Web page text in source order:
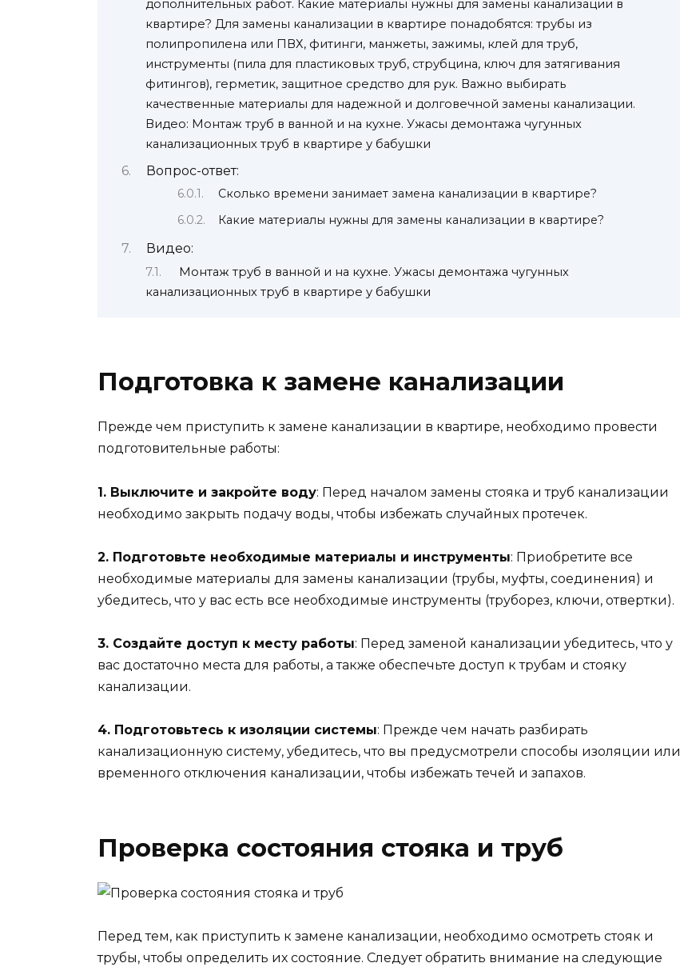
дополнительных работ. Какие материалы нужны для замены канализации в
квартире? Для замены канализации в квартире понадобятся: трубы из
полипропилена или ПВХ, фитинги, манжеты, зажимы, клей для труб,
инструменты (пила для пластиковых труб, струбцина, ключ для затягивания
фитингов), герметик, защитное средство для рук. Важно выбирать
качественные материалы для надежной и долговечной замены канализации.
Видео: Монтаж труб в ванной и на кухне. Ужасы демонтажа чугунных
канализационных труб в квартире у бабушки
Вопрос-ответ:
Сколько времени занимает замена канализации в квартире?
Какие материалы нужны для замены канализации в квартире?
Видео:
Монтаж труб в ванной и на кухне. Ужасы демонтажа чугунных
канализационных труб в квартире у бабушки
Подготовка к замене канализации
Прежде чем приступить к замене канализации в квартире, необходимо провести
подготовительные работы:
1. Выключите и закройте воду: Перед началом замены стояка и труб канализации
необходимо закрыть подачу воды, чтобы избежать случайных протечек.
2. Подготовьте необходимые материалы и инструменты: Приобретите все
необходимые материалы для замены канализации (трубы, муфты, соединения) и
убедитесь, что у вас есть все необходимые инструменты (труборез, ключи, отвертки).
3. Создайте доступ к месту работы: Перед заменой канализации убедитесь, что у
вас достаточно места для работы, а также обеспечьте доступ к трубам и стояку
канализации.
4. Подготовьтесь к изоляции системы: Прежде чем начать разбирать
канализационную систему, убедитесь, что вы предусмотрели способы изоляции или
временного отключения канализации, чтобы избежать течей и запахов.
Проверка состояния стояка и труб
Перед тем, как приступить к замене канализации, необходимо осмотреть стояк и
трубы, чтобы определить их состояние. Следует обратить внимание на следующие